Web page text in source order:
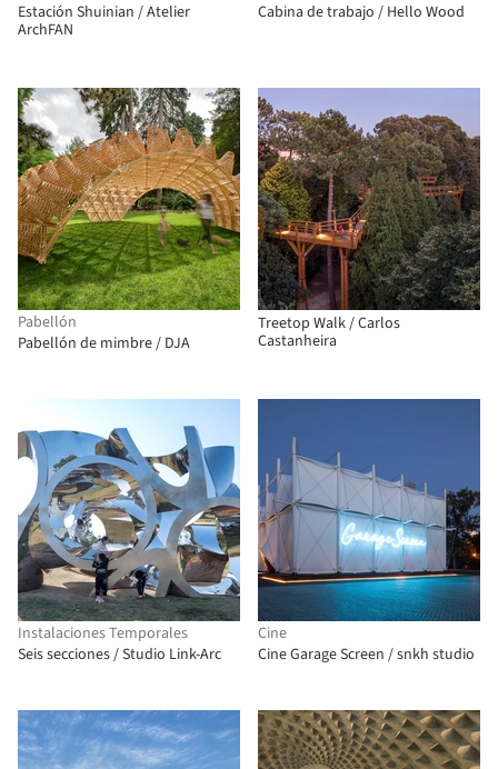
Estación Shuinian / Atelier
ArchFAN
Cabina de trabajo / Hello Wood
Pabellón
Pabellón de mimbre / DJA
Treetop Walk / Carlos
Castanheira
Instalaciones Temporales
Seis secciones / Studio Link-Arc
Cine
Cine Garage Screen / snkh studio